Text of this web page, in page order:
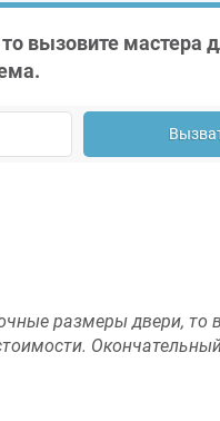
вызовите мастера
размеры двери, то